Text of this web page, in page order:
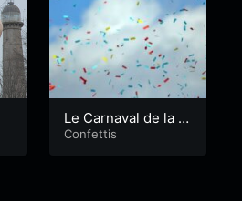
Le Carnaval de la M
aison Pour Tous
Confettis